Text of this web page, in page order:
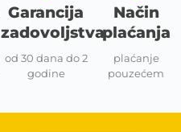
Garancija
zadovoljstva
od 30 dana do 2
godine
Način
plaćanja
plaćanje
pouzećem